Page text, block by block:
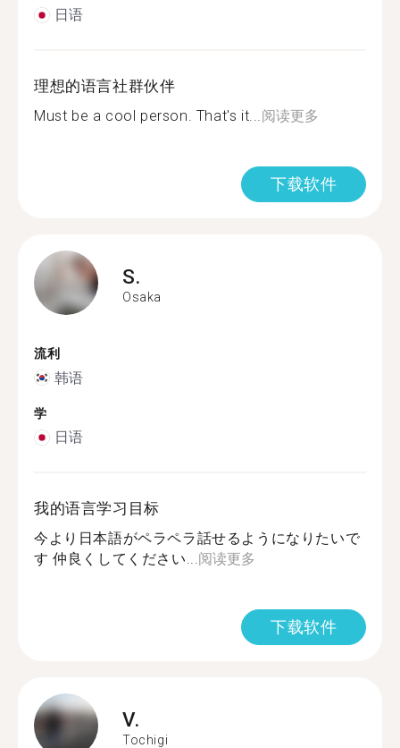
日语
理想的语言社群伙伴
Must be a cool person. That's it...阅读更多
下载软件
S.
Osaka
流利
韩语
学
日语
我的语言学习目标
今より日本語がペラペラ話せるようになりたいで
す 仲良くしてください...阅读更多
下载软件
V.
Tochigi